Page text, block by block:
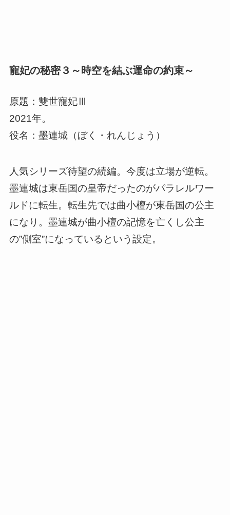
寵妃の秘密３～時空を結ぶ運命の約束～
原題：雙世寵妃Ⅲ
2021年。
役名：墨連城（ぼく・れんじょう）
人気シリーズ待望の続編。今度は立場が逆転。
墨連城は東岳国の皇帝だったのがパラレルワー
ルドに転生。転生先では曲小檀が東岳国の公主
になり。墨連城が曲小檀の記憶を亡くし公主
の”側室”になっているという設定。